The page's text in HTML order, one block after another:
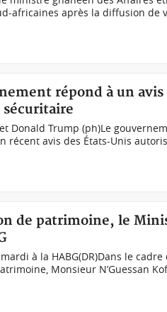
africaines après la diffusion de
répond à un
sécuritaire
Donald Trump (ph)Le
récent avis des États-Unis
de patrimoine, le
à la HABG(DR)Dans le
Monsieur N’Guessan